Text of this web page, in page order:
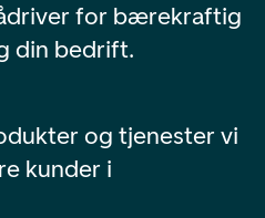
for bærekraftig
din bedrift.
og tjenester vi
kunder i